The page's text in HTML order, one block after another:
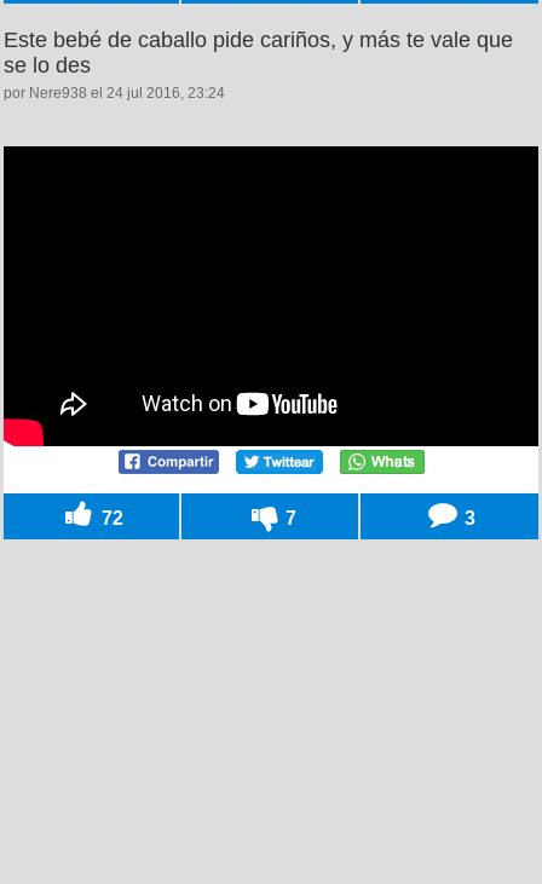
Este bebé de caballo pide cariños, y más te vale que
se lo des
por Nere938 el 24 jul 2016, 23:24
72 7 3